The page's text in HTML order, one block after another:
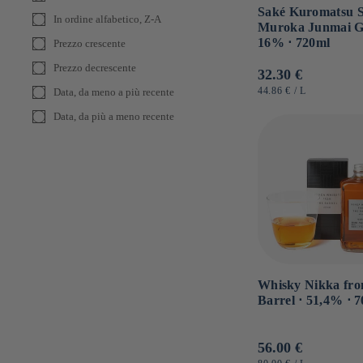
Kimura Shuzo
King Jozo
Kinshi Masamune
Kirin
Kitaoka Honten
In ordine alfabetico, Z-A
Prezzo crescente
Prezzo decrescente
Data, da meno a più recente
Data, da più a meno recente
Saké Kuromatsu
Muroka Junmai
16% ⋅ 720ml
Prezzo
di
32.30 €
PREZZO
44.86 € / PER
L
Whisky Nikka
Barrel ⋅ 51,4% ⋅
Prezzo
56.00 €